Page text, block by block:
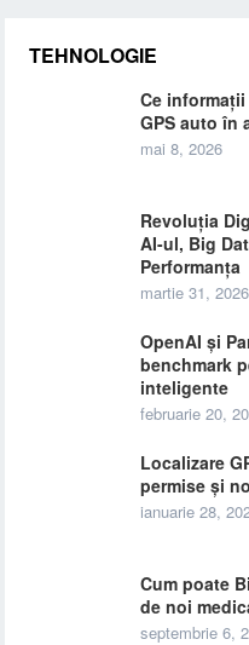
TEHNOLOGIE
Ce
GPS auto în
mai 8, 2026
Revoluția
AI-ul, Big
Performanța
martie 31, 2026
OpenAI și
benchmark
inteligente
februarie 20,
Localizare
permise și
ianuarie 28,
Cum poate
de noi
septembrie 6,